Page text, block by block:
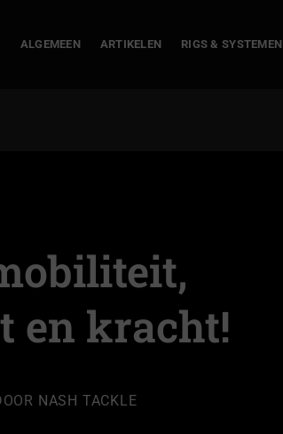
ALGEMEEN ARTIKELEN RIGS & SYSTEMEN
en kracht!
NASH TACKLE